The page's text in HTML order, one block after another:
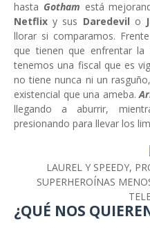
hasta Gotham está
Netflixy sus Daredevil o
llorar si comparamos.
que tienen que enfrentar la
tenemos una fiscal que es
no tiene nunca ni un
existencial que una ameba.
llegando a aburrir,
presionando para llevar los
LAUREL Y SPEEDY,
SUPERHEROÍNAS
¿QUÉ NOS